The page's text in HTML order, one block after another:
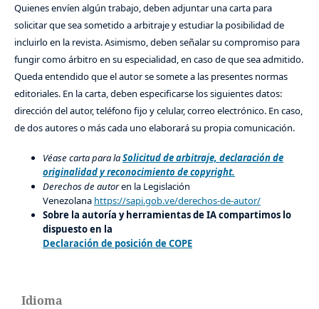
Quienes envíen algún trabajo, deben adjuntar una carta para
solicitar que sea sometido a arbitraje y estudiar la posibilidad de
incluirlo en la revista. Asimismo, deben señalar su compromiso para
fungir como árbitro en su especialidad, en caso de que sea admitido.
Queda entendido que el autor se somete a las presentes normas
editoriales. En la carta, deben especificarse los siguientes datos:
dirección del autor, teléfono fijo y celular, correo electrónico. En caso,
de dos autores o más cada uno elaborará su propia comunicación.
Véase carta para laSolicitud de arbitraje, declaración de
originalidad y reconocimiento de copyright.
Derechos de autoren la Legislación
Venezolana https://sapi.gob.ve/derechos-de-autor/
Sobre la autoría y herramientas de IA compartimos lo
dispuesto en la
Declaración de posición de COPE
Idioma